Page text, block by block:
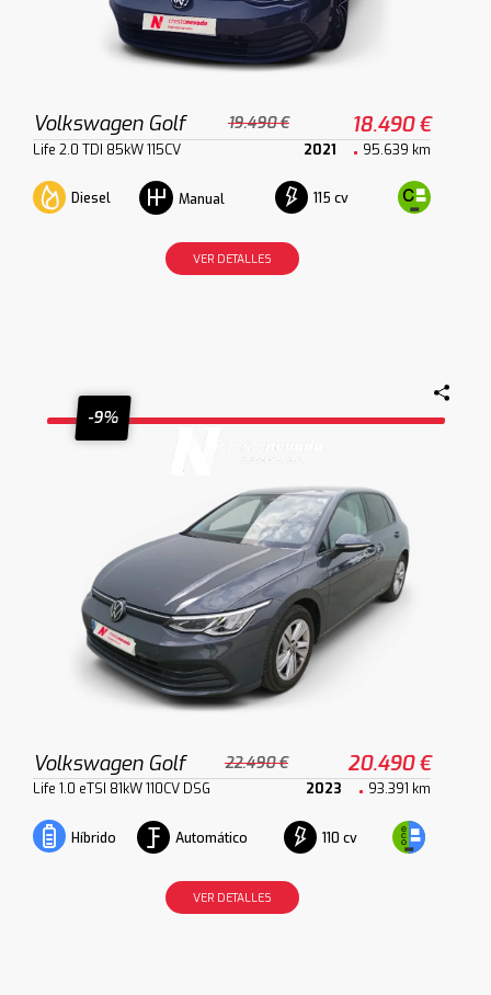
Volkswagen Golf 19.490 € 18.490 €
Life 2.0 TDI 85kW 115CV 2021 95.639 km
Diesel Manual 115 cv
VER DETALLES
-9%
Volkswagen Golf 22.490 € 20.490 €
Life 1.0 eTSI 81kW 110CV DSG 2023 93.391 km
Híbrido Automático 110 cv
VER DETALLES